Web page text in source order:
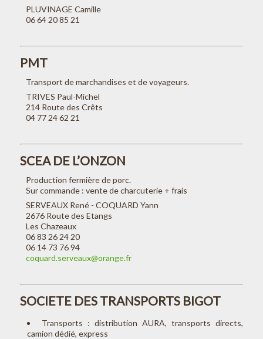
PLUVINAGE Camille
06 64 20 85 21
PMT
Transport de marchandises et de voyageurs.
TRIVES Paul-Michel
214 Route des Crêts
04 77 24 62 21
SCEA DE L’ONZON
Production fermière de porc.
Sur commande : vente de charcuterie + frais
SERVEAUX René - COQUARD Yann
2676 Route des Etangs
Les Chazeaux
06 83 26 24 20
06 14 73 76 94
coquard.serveaux@orange.fr
SOCIETE DES TRANSPORTS BIGOT
Transports : distribution AURA, transports directs,
camion dédié, express